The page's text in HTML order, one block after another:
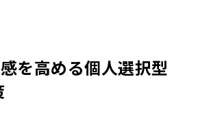
を高める個人選択型